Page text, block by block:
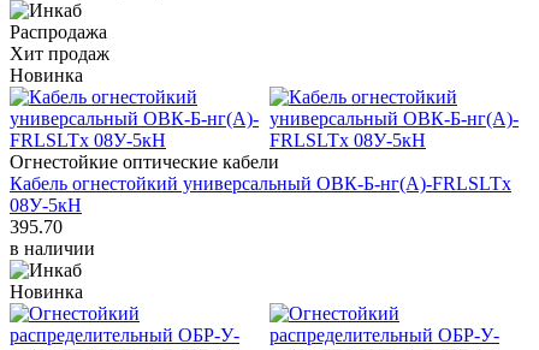
Распродажа
Хит продаж
Новинка
Огнестойкие оптические кабели
Кабель огнестойкий универсальный ОВК-Б-нг(А)-FRLSLTx
08У-5кН
395.70
в наличии
Новинка